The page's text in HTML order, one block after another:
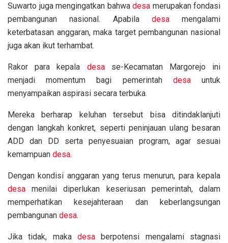
Suwarto juga mengingatkan bahwa desa merupakan fondasi
pembangunan nasional. Apabila desamengalami
keterbatasan anggaran, maka target pembangunan nasional
juga akan ikut terhambat.
Rakor para kepala desase-Kecamatan Margorejo ini
menjadi momentum bagi pemerintah desauntuk
menyampaikan aspirasi secara terbuka.
Mereka berharap keluhan tersebut bisa ditindaklanjuti
dengan langkah konkret, seperti peninjauan ulang besaran
ADD dan DD serta penyesuaian program, agar sesuai
kemampuan desa.
Dengan kondisi anggaran yang terus menurun, para kepala
desa menilai diperlukan keseriusan pemerintah, dalam
memperhatikan kesejahteraan dan keberlangsungan
pembangunan desa.
Jika tidak, maka desa berpotensi mengalami stagnasi